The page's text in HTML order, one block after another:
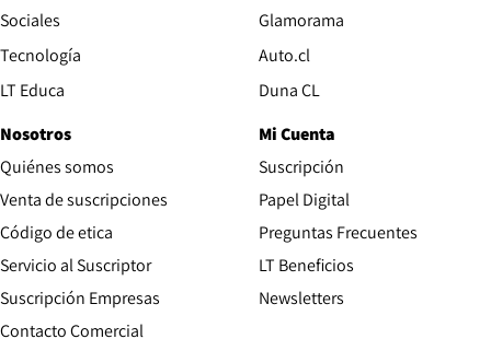
Sociales
Tecnología
LT Educa
Glamorama
Auto.clOpens in new window
Duna CLOpens in new window
Nosotros
Quiénes somos
Venta de suscripciones
Código de etica Opens in new window
Servicio al Suscriptor
Suscripción Empresas
Contacto ComercialOpens in new window
Mi Cuenta
Suscripción
Papel DigitalOpens in new
Preguntas Frecuentes
LT Beneficios
Newsletters